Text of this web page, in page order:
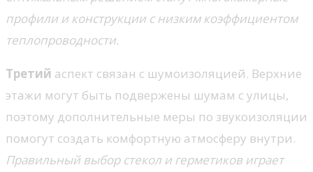
профили и конструкции с низким коэффициентом
теплопроводности.
Третий аспект связан с шумоизоляцией. Верхние
этажи могут быть подвержены шумам с улицы,
поэтому дополнительные меры по звукоизоляции
помогут создать комфортную атмосферу внутри.
Правильный выбор стекол и герметиков играет